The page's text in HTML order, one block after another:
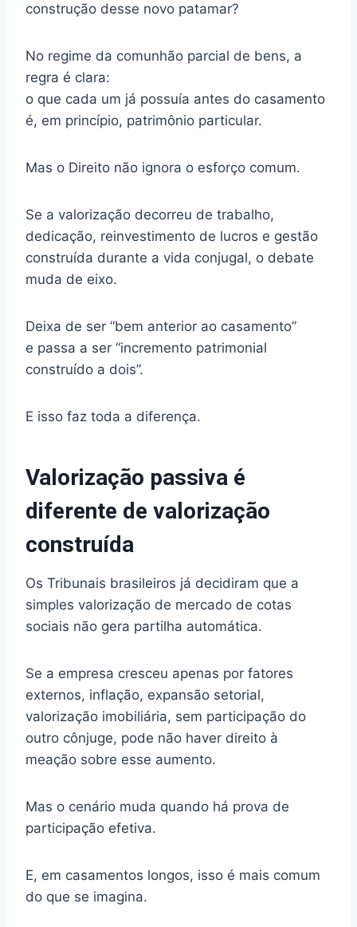
construção desse novo patamar?
No regime da comunhão parcial de bens, a
regra é clara:
o que cada um já possuía antes do casamento
é, em princípio, patrimônio particular.
Mas o Direito não ignora o esforço comum.
Se a valorização decorreu de trabalho,
dedicação, reinvestimento de lucros e gestão
construída durante a vida conjugal, o debate
muda de eixo.
Deixa de ser “bem anterior ao casamento”
e passa a ser “incremento patrimonial
construído a dois”.
E isso faz toda a diferença.
Valorização passiva é
diferente de valorização
construída
Os Tribunais brasileiros já decidiram que a
simples valorização de mercado de cotas
sociais não gera partilha automática.
Se a empresa cresceu apenas por fatores
externos, inflação, expansão setorial,
valorização imobiliária, sem participação do
outro cônjuge, pode não haver direito à
meação sobre esse aumento.
Mas o cenário muda quando há prova de
participação efetiva.
E, em casamentos longos, isso é mais comum
do que se imagina.